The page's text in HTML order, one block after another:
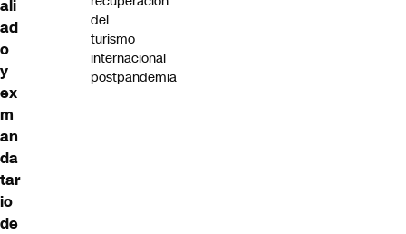
ali
ad
o
y
ex
m
an
da
tar
io
de
del
turismo
internacional
postpandemia